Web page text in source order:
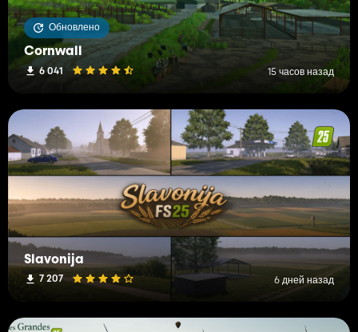
Обновлено
Cornwall
6 041 15 часов назад
Slavonija
7 207 6 дней назад